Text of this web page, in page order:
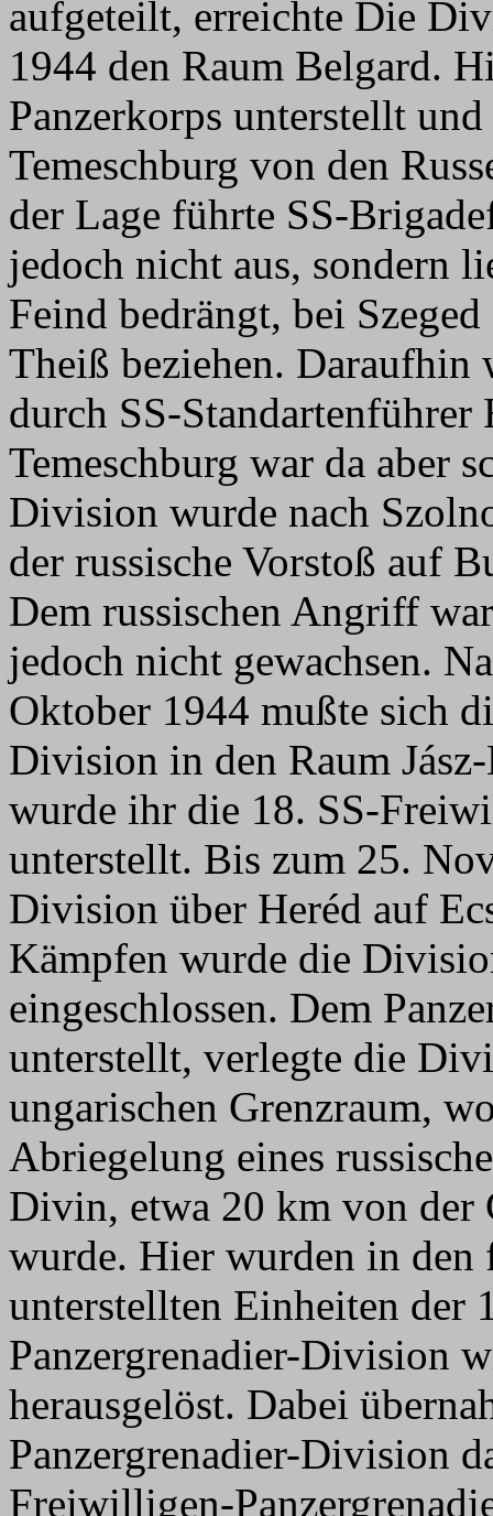
aufgeteilt, erreichte Die
1944 den Raum Belgard.
Panzerkorps unterstellt
Temeschburg von den
der Lage führte SS-
jedoch nicht aus, sondern
Feind bedrängt, bei
Theiß beziehen. Daraufhin
durch SS-
Temeschburg war da aber
Division wurde nach
der russische Vorstoß auf
Dem russischen Angriff
jedoch nicht gewachsen.
Oktober 1944 mußte sich
Division in den Raum
wurde ihr die 18. SS-
unterstellt. Bis zum 25.
Division über Heréd auf
Kämpfen wurde die
eingeschlossen. Dem
unterstellt, verlegte die
ungarischen Grenzraum,
Abriegelung eines
Divin, etwa 20 km von der
wurde. Hier wurden in den
unterstellten Einheiten der
Panzergrenadier-Division
herausgelöst. Dabei
Panzergrenadier-Division
Freiwilligen-